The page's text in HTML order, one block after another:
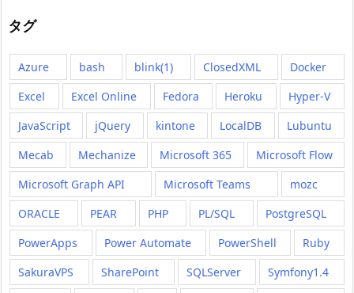
タグ
Azure bash blink(1) ClosedXML
Docker
Excel
Excel Online Fedora Heroku
Hyper-V
JavaScript
jQuery kintone LocalDB
Lubuntu
Mecab
Mechanize Microsoft 365
Microsoft Flow
Microsoft Graph API
Microsoft Teams
mozc
ORACLE
PEAR PHP PL/SQL
PostgreSQL
PowerApps
Power Automate PowerShell
Ruby
SakuraVPS
SharePoint SQLServer
Symfony1.4